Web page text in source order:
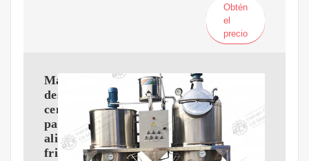
Obtén
el
precio
Máquina
desengrasadora
centrífuga
para
alimentos
fritos